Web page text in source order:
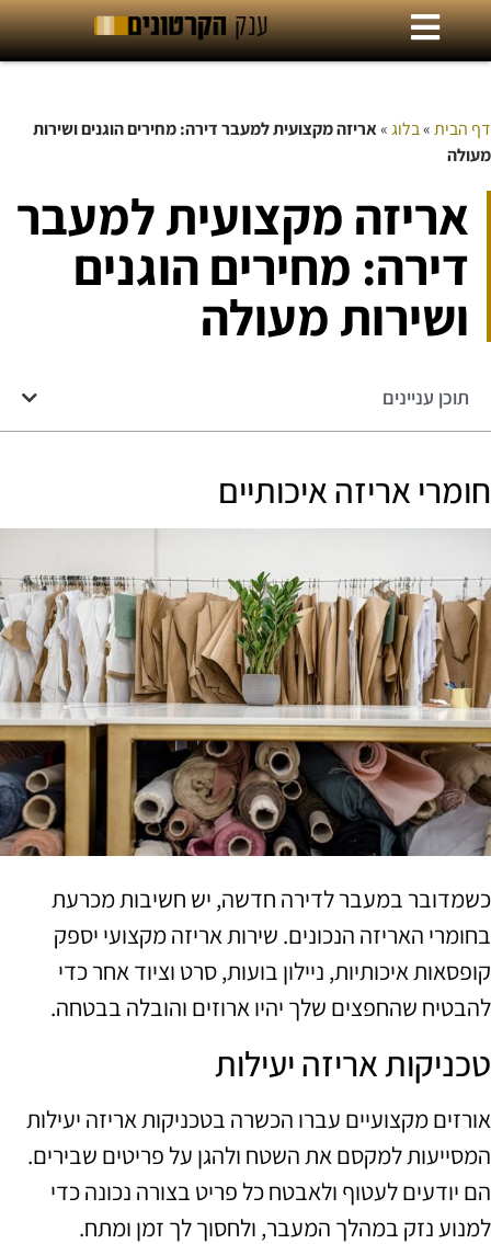
דף הבית»בלוג»אריזה מקצועית למעבר דירה: מחירים הוגנים ושירות
מעולה
אריזה מקצועית למעבר
דירה: מחירים הוגנים
ושירות מעולה
תוכן עניינים
חומרי אריזה איכותיים
כשמדובר במעבר לדירה חדשה, יש חשיבות מכרעת
בחומרי האריזה הנכונים. שירות אריזה מקצועי יספק
קופסאות איכותיות, ניילון בועות, סרט וציוד אחר כדי
להבטיח שהחפצים שלך יהיו ארוזים והובלה בבטחה.
טכניקות אריזה יעילות
אורזים מקצועיים עברו הכשרה בטכניקות אריזה יעילות
המסייעות למקסם את השטח ולהגן על פריטים שבירים.
הם יודעים לעטוף ולאבטח כל פריט בצורה נכונה כדי
למנוע נזק במהלך המעבר, ולחסוך לך זמן ומתח.